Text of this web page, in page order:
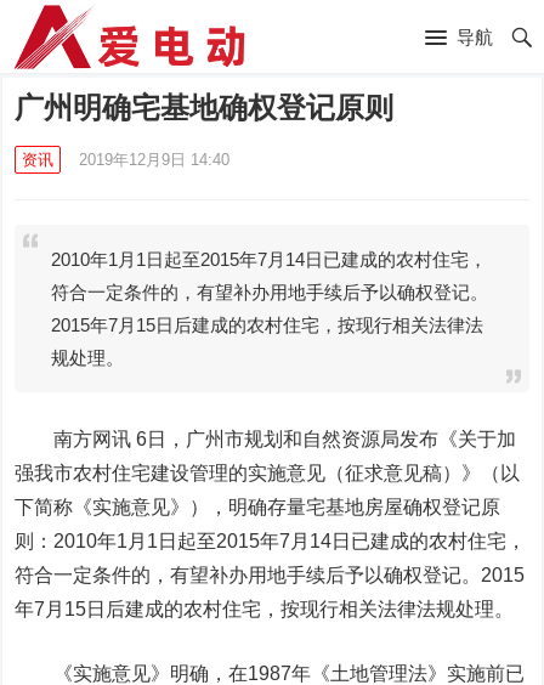
导航
广州明确宅基地确权登记原则
资讯 2019年12月9日 14:40
2010年1月1日起至2015年7月14日已建成的农村住宅，
符合一定条件的，有望补办用地手续后予以确权登记。
2015年7月15日后建成的农村住宅，按现行相关法律法
规处理。
南方网讯 6日，广州市规划和自然资源局发布《关于加
强我市农村住宅建设管理的实施意见（征求意见稿）》（以
下简称《实施意见》），明确存量宅基地房屋确权登记原
则：2010年1月1日起至2015年7月14日已建成的农村住宅，
符合一定条件的，有望补办用地手续后予以确权登记。2015
年7月15日后建成的农村住宅，按现行相关法律法规处理。
《实施意见》明确，在1987年《土地管理法》实施前已